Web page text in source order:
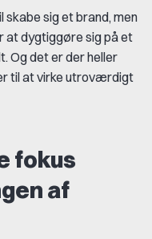
skabe sig et brand, men
at dygtiggøre sig på et
Og det er der heller
til at virke utroværdigt
fokus
af